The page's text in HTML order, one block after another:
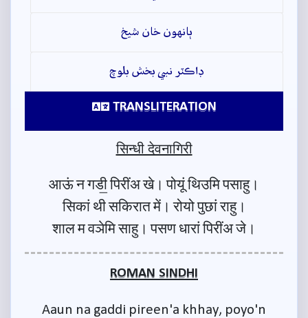
ٻانهون خان شيخ
ڊاڪٽر نبي بخش بلوچ
TRANSLITERATION
सिन्धी देवनागिरी
आऊं न गडी॒ पिरींअ खे। पोयूं थिउमि पसाहु।
सिकां थी सकिरात में। रोयो पुछां राहु।
शाल म वञेमि साहु। पसण धारां पिरींअ जे।
ROMAN SINDHI
Aaun na gaddi pireen'a khhay, poyo'n